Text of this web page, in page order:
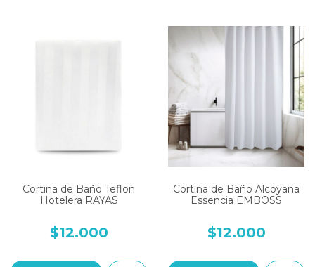
Cortina de Baño Teflon
Hotelera RAYAS
$12.000
Cortina de Baño Alcoyana
Essencia EMBOSS
$12.000